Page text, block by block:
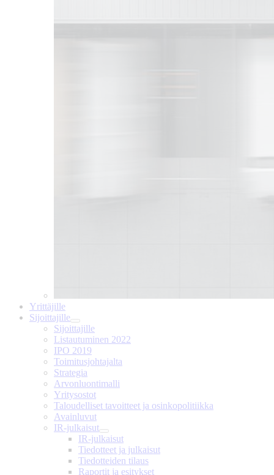
Yrittäjille
Sijoittajille
Sijoittajille
Listautuminen 2022
IPO 2019
Toimitusjohtajalta
Strategia
Arvonluontimalli
Yritysostot
Taloudelliset tavoitteet ja osinkopolitiikka
Avainluvut
IR-julkaisut
IR-julkaisut
Tiedotteet ja julkaisut
Tiedotteiden tilaus
Raportit ja esitykset